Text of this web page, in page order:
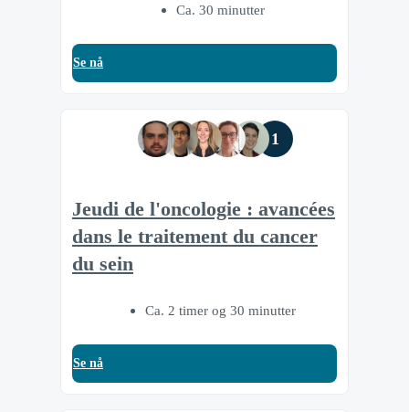
Ca. 30 minutter
Se nå
1
Jeudi de l'oncologie : avancées
dans le traitement du cancer
du sein
Ca. 2 timer og 30 minutter
Se nå